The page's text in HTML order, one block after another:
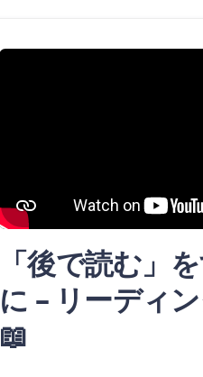
「後で読む」
に – リーディ
📖